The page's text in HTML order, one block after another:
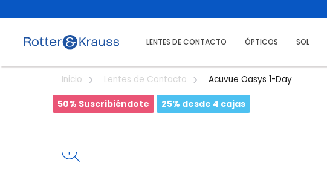
LENTES DE CONTACTO ÓPTICOS SOL
Inicio Lentes de Contacto Acuvue Oasys 1-Day
50% Suscribiéndote 25% desde 4 cajas